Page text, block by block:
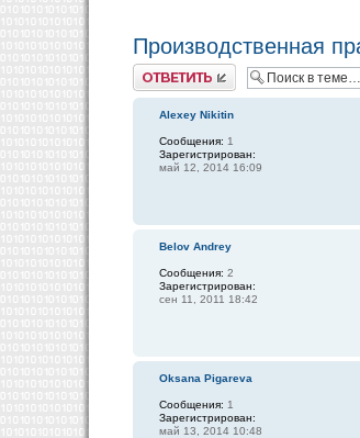
Производственная
Ответить
Alexey Nikitin
Сообщения: 1
Зарегистрирован:
май 12, 2014 16:09
Belov Andrey
Сообщения: 2
Зарегистрирован:
сен 11, 2011 18:42
Oksana Pigareva
Сообщения: 1
Зарегистрирован:
май 13, 2014 10:48